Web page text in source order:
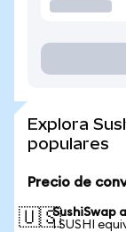
Explora
populares
Precio de
🇺🇸SushiSwap
1 SUSHI